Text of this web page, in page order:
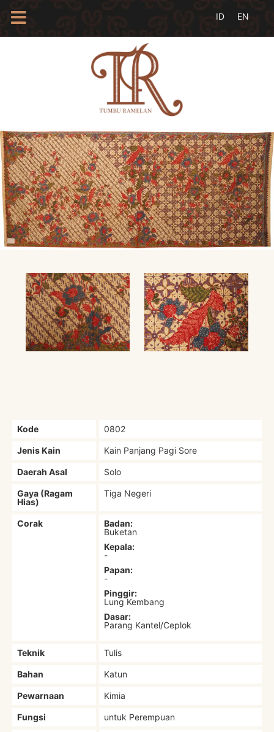
PROFIL
INSAN
BATIK
KAMUS
BATIK
KATALOG
BATIK
TANYA
LINKS
Kode 0802
Jenis Kain Kain Panjang Pagi Sore
Daerah Asal Solo
Gaya (Ragam
Hias)
Tiga Negeri
Corak
Badan:
Buketan
Kepala:
-
Papan:
-
Pinggir:
Lung Kembang
Dasar:
Parang Kantel/Ceplok
Teknik Tulis
Bahan Katun
Pewarnaan Kimia
Fungsi untuk Perempuan